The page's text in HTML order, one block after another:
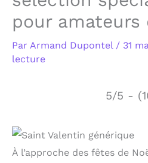
pour
Par Armand Dupontel / 31
lecture
5/5 -
À l’approche des fêtes de